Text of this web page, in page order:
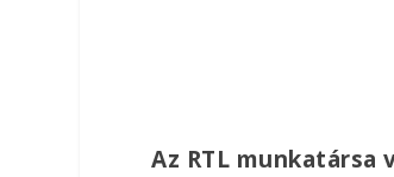
Az RTL munkatársa